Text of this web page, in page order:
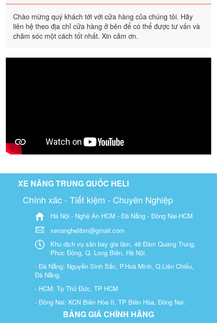
Chào mừng quý khách tới với cửa hàng của chúng tôi. Hãy
liên hệ theo địa chỉ cửa hàng ở bên để có thể được tư vấn và
chăm sóc một cách tốt nhất. Xin cảm ơn.
XE NÂNG TRUNG QUỐC HELI
Chính xác - Tiết kiệm - Chuyên Nghiệp
Hà Nội - Nghệ An HCM - Đà Nẵng - Đồng Nai-HCM
xenanghelibm@gmail.com
Khu dịch vụ sân bay gia lâm, 48 Đàm Quang Trung,
Phúc Đồng, Q. Long Biên, Hà Nội.
- Đà Nẵng: Nguyễn Sinh Sắc, P.Hoà Minh, Q.Liên Chiểu,
Đà Nẵng.
- HCM: Tp Thủ Đức, TP HCM
- Đồng Nai: KCN Biên Hòa II, TP Biên Hòa, Đồng Nai.
BẢNG GIÁ CHÍNH HÃNG